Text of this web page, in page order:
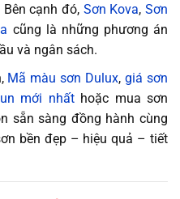
cạnh đó, Sơn Kova,Sơn
cũng là những phương án
và ngân sách.
Mã màu sơn Dulux,giá sơn
mới nhấthoặc mua sơn
sẵn sàng đồng hành cùng
bền đẹp – hiệu quả – tiết